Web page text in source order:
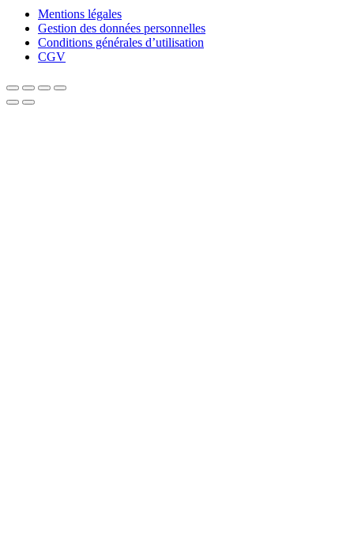
Mentions légales
Gestion des données personnelles
Conditions générales d’utilisation
CGV